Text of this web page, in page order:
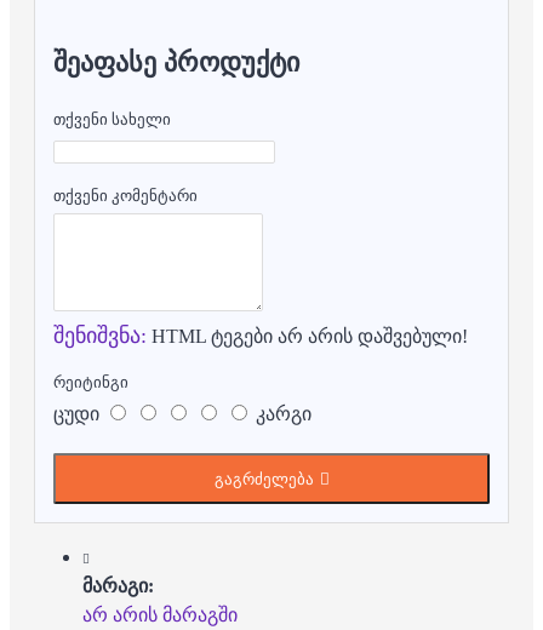
ᲨᲔᲐᲤᲐᲡᲔ ᲞᲠᲝᲓᲣᲥᲢᲘ
თქვენი სახელი
თქვენი კომენტარი
შენიშვნა: HTML ტეგები არ არის დაშვებული!
რეიტინგი
ცუდი კარგი
გაგრძელება
მარაგი:
არ არის მარაგში